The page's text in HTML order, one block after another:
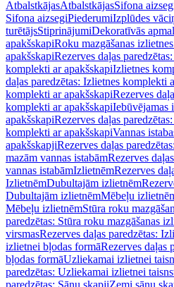
AtbalstkājasAtbalstkājasSifona
Sifona aizsegiPiederumiIzplūdes
turētājsStiprinājumiDekoratīvās
apakšskapiRoku mazgāšanas
apakšskapiRezerves daļas
komplekti ar apakšskapiIzlietnes
daļas paredzētas: Izlietnes komplekti
komplekti ar apakšskapiRezerves
komplekti ar apakšskapiIebūvējamas
apakšskapiRezerves daļas
komplekti ar apakšskapiVannas
apakšskapjiRezerves daļas
mazām vannas istabāmRezerves
vannas istabāmIzlietnēmRezerves
IzlietnēmDubultajām izlietnēm
Dubultajām izlietnēmMēbeļu
Mēbeļu izlietnēmStūra roku
paredzētas: Stūra roku mazgāšanas
virsmasRezerves daļas paredzētas:
izlietnei bļodas formāRezerves daļas
bļodas formāUzliekamai izlietnei
paredzētas: Uzliekamai izlietnei
paredzētas: Sānu skapjiZemi sānu